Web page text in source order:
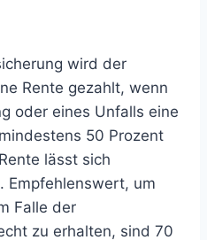
wird der
Rente gezahlt, wenn
oder eines Unfalls eine
50 Prozent
lässt sich
Empfehlenswert, um
Falle der
zu erhalten, sind 70